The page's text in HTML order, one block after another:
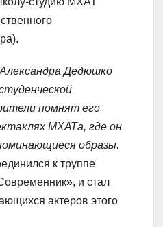
Дедюшко
помнят его
МХАТа, где он
образы.
к труппе
и стал
актеров этого